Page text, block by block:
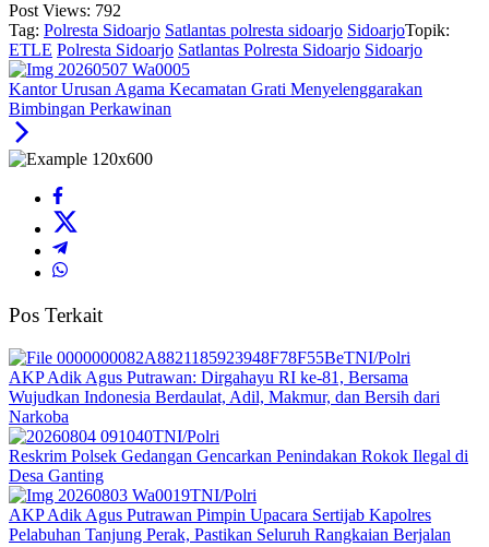
Post Views: 792
Tag: Polresta Sidoarjo Satlantas polresta sidoarjo SidoarjoTopik:
ETLE Polresta Sidoarjo Satlantas Polresta Sidoarjo Sidoarjo
Kantor Urusan Agama Kecamatan Grati Menyelenggarakan
Bimbingan Perkawinan
Pos Terkait
TNI/Polri
AKP Adik Agus Putrawan: Dirgahayu RI ke-81, Bersama
Wujudkan Indonesia Berdaulat, Adil, Makmur, dan Bersih dari
Narkoba
TNI/Polri
Reskrim Polsek Gedangan Gencarkan Penindakan Rokok Ilegal di
Desa Ganting
TNI/Polri
AKP Adik Agus Putrawan Pimpin Upacara Sertijab Kapolres
Pelabuhan Tanjung Perak, Pastikan Seluruh Rangkaian Berjalan